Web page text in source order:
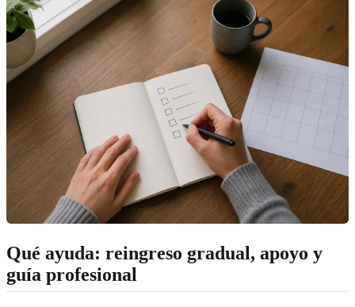
Qué ayuda: reingreso gradual, apoyo y
guía profesional